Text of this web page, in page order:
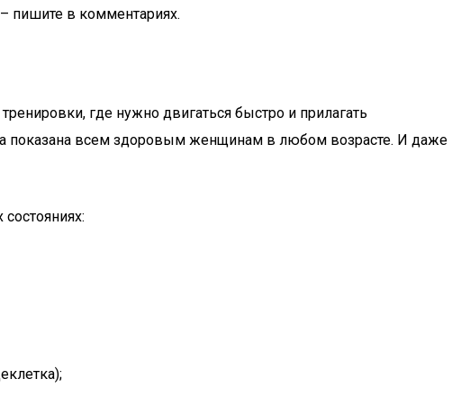
пишите в комментариях.
где нужно двигаться быстро и прилагать
показана всем здоровым женщинам в любом возрасте. И даже